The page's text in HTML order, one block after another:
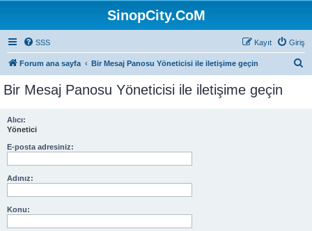
SinopCity.CoM
SSS Giriş
Kayıt
Forum ana sayfa Bir Mesaj Panosu Yöneticisi ile iletişime geçin
Bir Mesaj Panosu Yöneticisi ile iletişime geçin
Alıcı:
Yönetici
E-posta adresiniz:
Adınız:
Konu: